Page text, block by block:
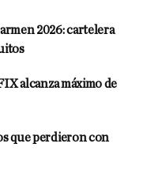
2026: cartelera
alcanza máximo de
que perdieron con